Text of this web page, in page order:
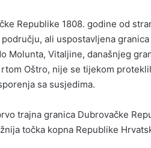
Republike 1808. godine od
ali uspostavljena
Molunta, Vitaljine, današnjeg
rtom Oštro, nije se tijekom
sa susjedima.
trajna granica Dubrovačke
točka kopna Republike